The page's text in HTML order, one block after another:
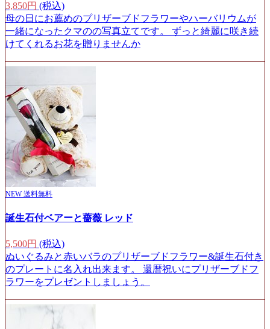
3,850円 (税込)
母の日にお薦めのプリザーブドフラワーやハーバリウムが
一緒になったクマのの写真立てです。 ずっと綺麗に咲き続
けてくれるお花を贈りませんか
NEW 送料無料
誕生石付ベアーと薔薇 レッド
5,500円 (税込)
ぬいぐるみと赤いバラのプリザーブドフラワー&誕生石付き
のプレートに名入れ出来ます。 還暦祝いにプリザーブドフ
ラワーをプレゼントしましょう。